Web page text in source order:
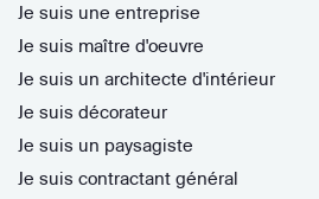
Je suis une entreprise
Je suis maître d'oeuvre
Je suis un architecte d'intérieur
Je suis décorateur
Je suis un paysagiste
Je suis contractant général